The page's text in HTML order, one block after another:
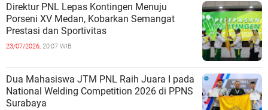
Direktur PNL Lepas Kontingen Menuju
Porseni XV Medan, Kobarkan Semangat
Prestasi dan Sportivitas
23/07/2026, 20:07 WIB
Dua Mahasiswa JTM PNL Raih Juara I pada
National Welding Competition 2026 di PPNS
Surabaya